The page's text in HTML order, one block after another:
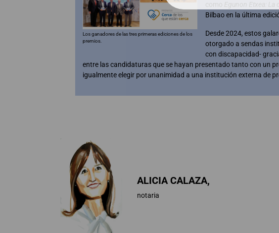
Los ganadores de las tres primeras ediciones de los
premios.
como Egunon Etxea: La
Bilbao en la última
Desde 2024, estos
otorgado a sendas
con discapacidad-
entre las candidaturas que se hayan presentado tanto con un
igualmente elegir por unanimidad a una institución externa de
ALICIA CALAZA,
notaria